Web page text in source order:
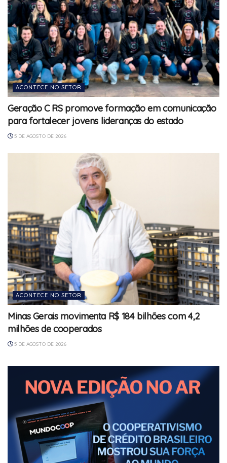
ACONTECE NO SETOR
Geração C RS promove formação em comunicação
para fortalecer jovens lideranças do estado
5 DE AGOSTO DE 2026
ACONTECE NO SETOR
Minas Gerais movimenta R$ 184 bilhões com 4,2
milhões de cooperados
5 DE AGOSTO DE 2026